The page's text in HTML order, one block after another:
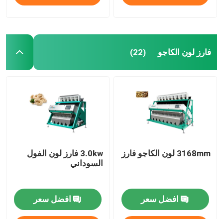
فارز لون الكاجو (22)
3168mm لون الكاجو فارز
افضل سعر
3.0kw فارز لون الفول
السوداني
افضل سعر